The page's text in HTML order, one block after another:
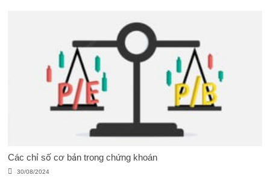
Các chỉ số cơ bản trong chứng khoán
30/08/2024